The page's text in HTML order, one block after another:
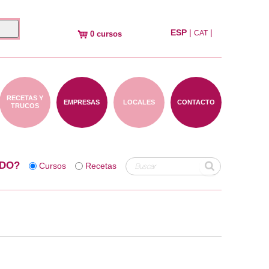
0 cursos ESP| CAT|
CONTACTO
LOCALES
EMPRESAS
RECETAS Y
TRUCOS
Recetas
Cursos